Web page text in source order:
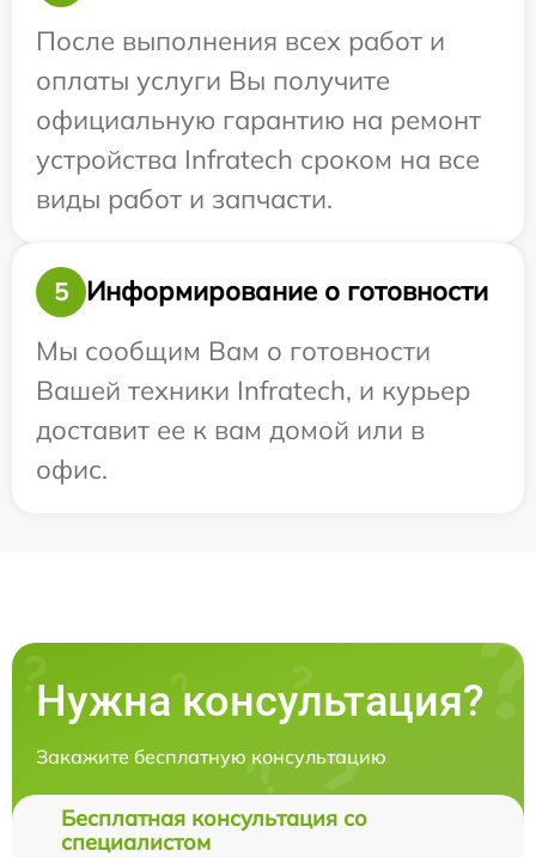
После выполнения всех работ и
оплаты услуги Вы получите
официальную гарантию на ремонт
устройства Infratech сроком на все
виды работ и запчасти.
5
Информирование о готовности
Мы сообщим Вам о готовности
Вашей техники Infratech, и курьер
доставит ее к вам домой или в
офис.
Нужна консультация?
Закажите бесплатную консультацию
Бесплатная консультация со
специалистом